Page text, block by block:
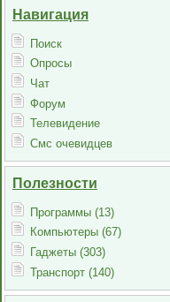
Навигация
Поиск
Опросы
Чат
Форум
Телевидение
Смс очевидцев
Полезности
Программы (13)
Компьютеры (67)
Гаджеты (303)
Транспорт (140)